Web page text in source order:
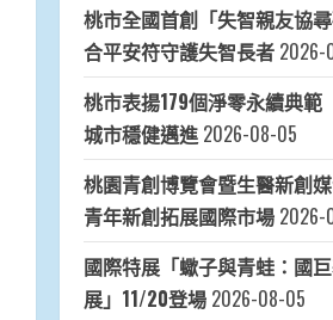
桃市全國首創「失智親友協
合平安符守護失智長者 2026-
桃市表揚179個淨零永續典
城市穩健邁進 2026-08-05
桃園青創博覽會暨生醫新創
青年新創拓展國際市場 2026-
國際特展「蠍子與青蛙：國
展」11/20登場 2026-08-05